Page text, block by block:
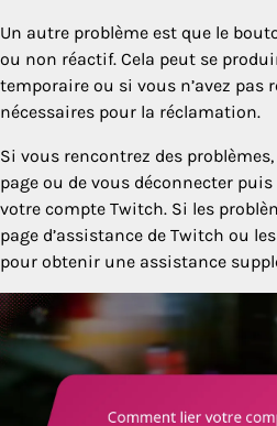
Un autre problème est que le
ou non réactif. Cela peut se
temporaire ou si vous n’avez pas
nécessaires pour la réclamation.
Si vous rencontrez des
page ou de vous déconnecter
votre compte Twitch. Si les
page d’assistance de Twitch ou
pour obtenir une assistance